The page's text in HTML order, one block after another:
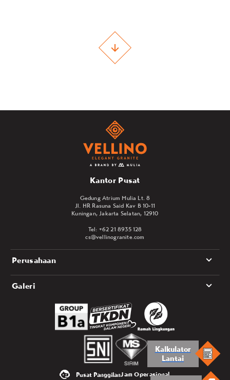
Kalkulator
Lantai
Kantor Pusat
Gedung Atrium Mulia Lt. 8
Jl. HR Rasuna Said Kav B 10-11
Kuningan, Jakarta Selatan, 12910
Tel: +62 21 8935 128
cs@vellinogranite.com
Perusahaan
Galeri
Pusat PanggilanJam Operasional